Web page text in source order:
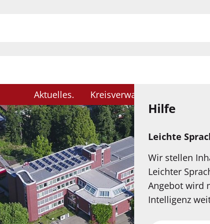
Aktuelles Kreisverwaltung
Hilfe
Leichte
Wir stellen
Leichter
Angebot wird
Intelligenz